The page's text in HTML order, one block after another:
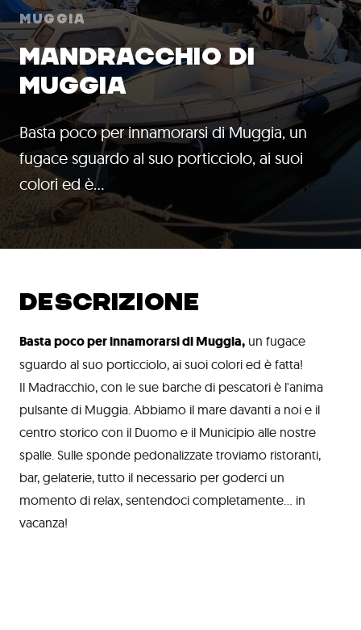
Muggia
MANDRACCHIO DI
MUGGIA
Basta poco per innamorarsi di Muggia, un
fugace sguardo al suo porticciolo, ai suoi
colori ed è…
DESCRIZIONE
Basta poco per innamorarsi di Muggia, un fugace
sguardo al suo porticciolo, ai suoi colori ed è fatta!
Il Madracchio, con le sue barche di pescatori è l'anima
pulsante di Muggia. Abbiamo il mare davanti a noi e il
centro storico con il Duomo e il Municipio alle nostre
spalle. Sulle sponde pedonalizzate troviamo ristoranti,
bar, gelaterie, tutto il necessario per goderci un
momento di relax, sentendoci completamente... in
vacanza!